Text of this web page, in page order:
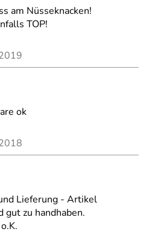
am Nüsseknacken!
TOP!
ok
Lieferung - Artikel
gut zu handhaben.